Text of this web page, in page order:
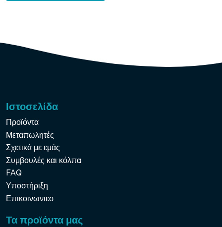
Ιστοσελίδα
Προϊόντα
Μεταπωλητές
Σχετικά με εμάς
Συμβουλές και κόλπα
FAQ
Υποστήριξη
Επικοινωνιεσ
Τα προϊόντα μας